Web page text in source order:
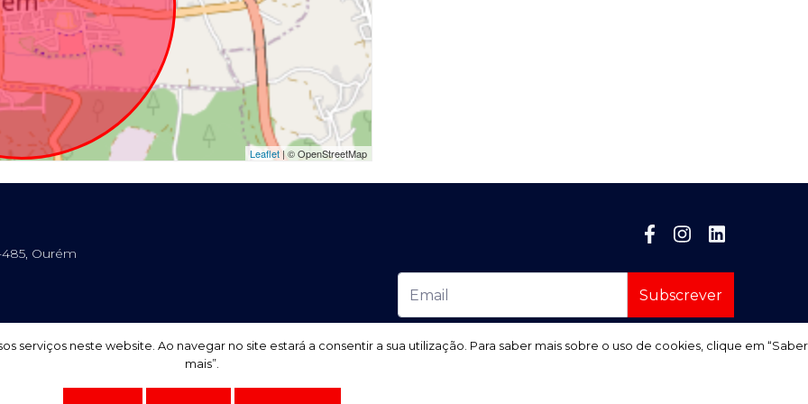
serviços neste website. Ao navegar no site estará a consentir a sua utilização. Para saber mais sobre o uso de cookies, clique em “Saber
mais”.
Leaflet| © OpenStreetMap
Ourém
Subscrever
serviços neste website. Ao navegar no site estará a consentir a sua utilização. Para saber mais sobre o uso de cookies, clique em “Saber
mais”.